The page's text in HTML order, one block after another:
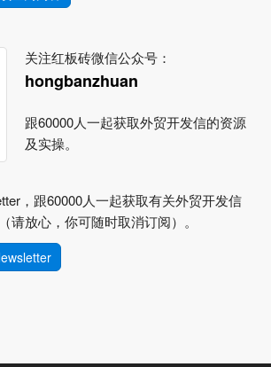
关注红板砖微信公众号：
hongbanzhuan
跟60000人一起获取外贸开发信的资源
及实操。
，跟60000人一起获取有关外贸开发信
请放心，你可随时取消订阅）。